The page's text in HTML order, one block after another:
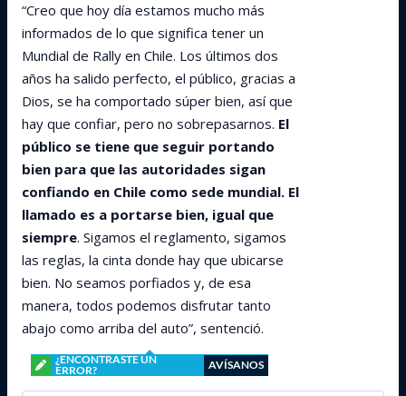
“Creo que hoy día estamos mucho más
informados de lo que significa tener un
Mundial de Rally en Chile. Los últimos dos
años ha salido perfecto, el público, gracias a
Dios, se ha comportado súper bien, así que
hay que confiar, pero no sobrepasarnos. El
público se tiene que seguir portando
bien para que las autoridades sigan
confiando en Chile como sede mundial. El
llamado es a portarse bien, igual que
siempre. Sigamos el reglamento, sigamos
las reglas, la cinta donde hay que ubicarse
bien. No seamos porfiados y, de esa
manera, todos podemos disfrutar tanto
abajo como arriba del auto”, sentenció.
¿ENCONTRASTE UN
ERROR?
AVÍSANOS